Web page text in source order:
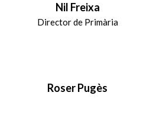
Nil Freixa
Director de Primària
Roser Pugès